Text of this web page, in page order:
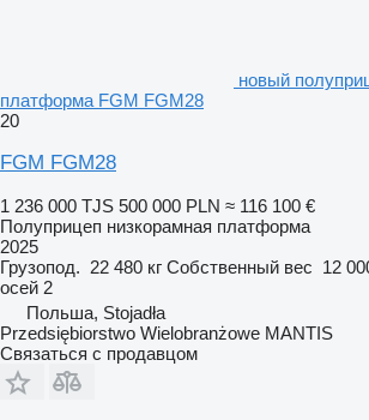
новый
платформа FGM FGM28
20
FGM FGM28
1 236 000 TJS 500 000 PLN ≈ 116 100 €
Полуприцеп низкорамная платформа
2025
Грузопод. 22 480 кг Собственный вес 12
осей 2
Польша, Stojadła
Przedsiębiorstwo Wielobranżowe MANTIS
Связаться с продавцом